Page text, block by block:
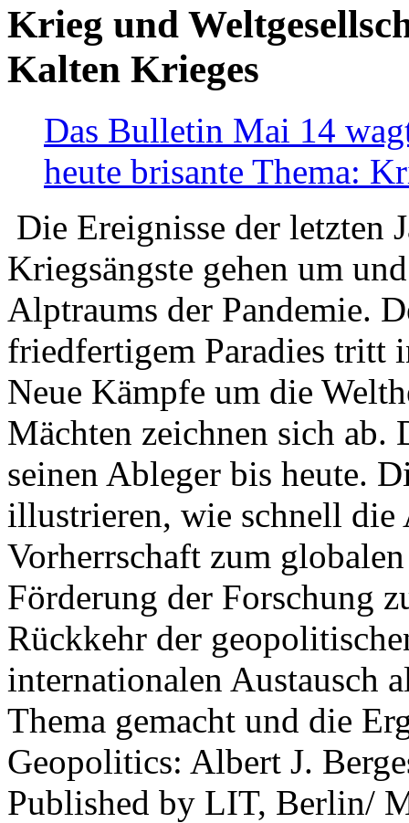
Krieg und
Kalten Krieges
Das Bulletin Mai 14
heute brisante Thema:
Die Ereignisse der letzten
Kriegsängste gehen um
Alptraums der Pandemie.
friedfertigem Paradies tritt
Neue Kämpfe um die
Mächten zeichnen sich
seinen Ableger bis heute.
illustrieren, wie schnell die
Vorherrschaft zum
Förderung der Forschung
Rückkehr der
internationalen Austausch
Thema gemacht und die
Geopolitics: Albert J.
Published by LIT, Berlin/